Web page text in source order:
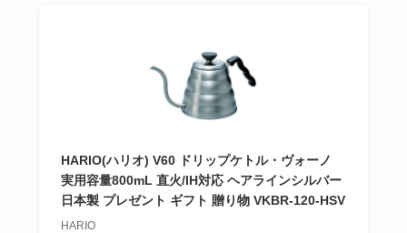
HARIO(ハリオ) V60 ドリップケトル・ヴォーノ
実用容量800mL 直火/IH対応 ヘアラインシルバー
日本製 プレゼント ギフト 贈り物 VKBR-120-HSV
HARIO